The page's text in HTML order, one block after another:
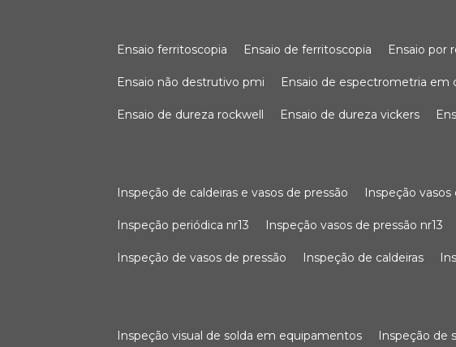
ensaio ferritoscopia ensaio de ferritoscopia ensaio
ensaio não destrutivo pmi ensaio de espectrometria em
ensaio de dureza rockwell ensaio de dureza vickers
inspeção de caldeiras e vasos de pressão inspeção vasos
inspeção periódica nr13 inspeção vasos de pressão nr13
inspeção de vasos de pressão inspeção de caldeiras
inspeção visual de solda em equipamentos inspeção de